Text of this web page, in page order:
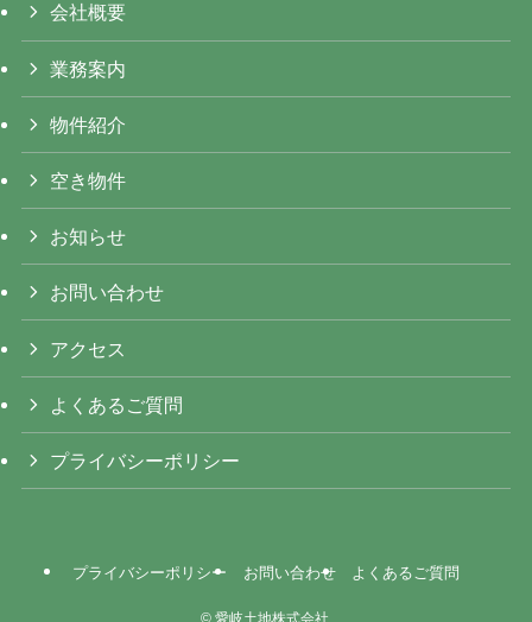
会社概要
業務案内
物件紹介
空き物件
お知らせ
お問い合わせ
アクセス
よくあるご質問
プライバシーポリシー
プライバシーポリシー お問い合わせ よくあるご質問